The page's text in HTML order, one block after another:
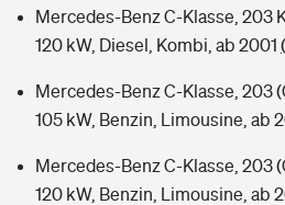
Mercedes-Benz C-Klasse, 203
120 kW, Diesel, Kombi, ab 2001
Mercedes-Benz C-Klasse, 203
105 kW, Benzin, Limousine, ab
Mercedes-Benz C-Klasse, 203
120 kW, Benzin, Limousine, ab